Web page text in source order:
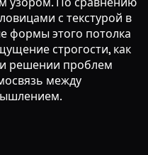
с текстурой в
формы этого потолка
строгости, как
решении проблем
между